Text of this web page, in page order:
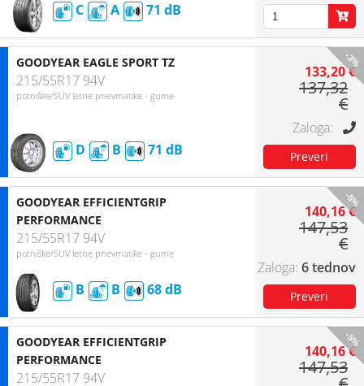
C A 71
-3%
GOODYEAR EAGLE SPORT TZ
215/55R17 94V
potniške/SUV letne pnevmatike - gume
D B 71
133,20 €
137,32
€
-5%
GOODYEAR EFFICIENTGRIP
PERFORMANCE
215/55R17 94V
potniške/SUV letne pnevmatike - gume
B B 68
140,16 €
147,53
€
6 tednov
-5%
GOODYEAR EFFICIENTGRIP
PERFORMANCE
215/55R17 94V
140,16 €
147,53